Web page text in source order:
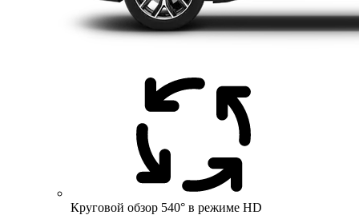
Круговой обзор 540° в режиме HD